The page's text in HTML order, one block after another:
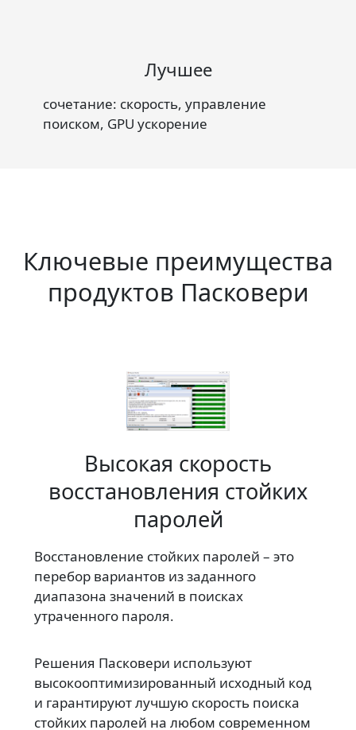
Лучшее
сочетание: скорость, управление
поиском, GPU ускорение
Ключевые преимущества
продуктов Пасковери
Высокая скорость
восстановления стойких
паролей
Восстановление стойких паролей – это
перебор вариантов из заданного
диапазона значений в поисках
утраченного пароля.
Решения Пасковери используют
высокооптимизированный исходный код
и гарантируют лучшую скорость поиска
стойких паролей на любом современном